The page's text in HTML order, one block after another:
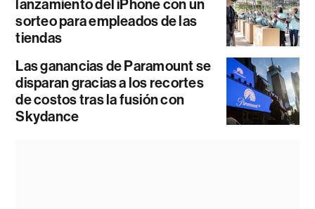
lanzamiento del iPhone con un
sorteo para empleados de las
tiendas
Las ganancias de Paramount se
disparan gracias a los recortes
de costos tras la fusión con
Skydance